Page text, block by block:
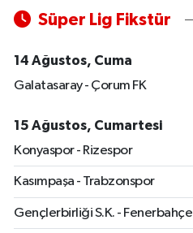
Süper Lig Fikstür
14 Ağustos, Cuma
Galatasaray - Çorum FK
15 Ağustos, Cumartesi
Konyaspor - Rizespor
Kasımpaşa - Trabzonspor
Gençlerbirliği S.K. - Fenerbahçe